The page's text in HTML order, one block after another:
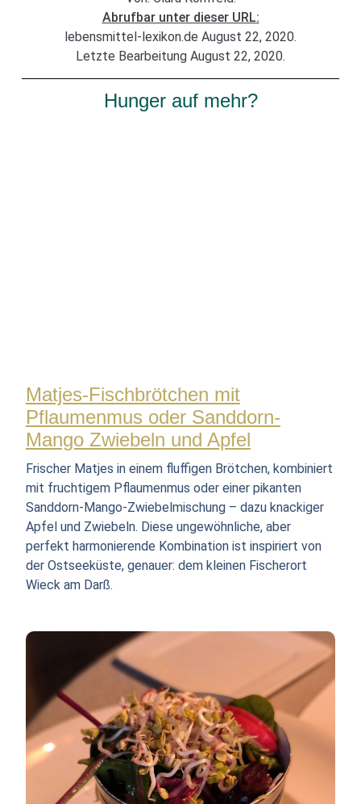
Abrufbar unter dieser URL:
lebensmittel-lexikon.de August 22, 2020.
Letzte Bearbeitung August 22, 2020.
Hunger auf mehr?
Matjes-Fischbrötchen mit
Pflaumenmus oder Sanddorn-
Mango Zwiebeln und Apfel
Frischer Matjes in einem fluffigen Brötchen, kombiniert
mit fruchtigem Pflaumenmus oder einer pikanten
Sanddorn-Mango-Zwiebelmischung – dazu knackiger
Apfel und Zwiebeln. Diese ungewöhnliche, aber
perfekt harmonierende Kombination ist inspiriert von
der Ostseeküste, genauer: dem kleinen Fischerort
Wieck am Darß.